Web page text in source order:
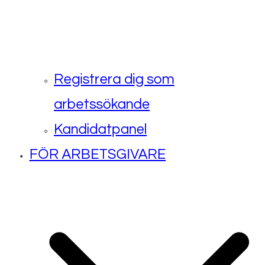
Registrera dig som
arbetssökande
Kandidatpanel
FÖR ARBETSGIVARE